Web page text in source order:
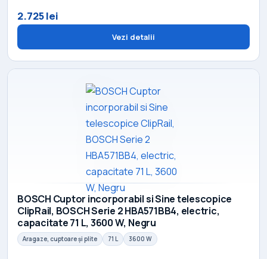
2.725 lei
Vezi detalii
BOSCH Cuptor incorporabil si Sine telescopice
ClipRail, BOSCH Serie 2 HBA571BB4, electric,
capacitate 71 L, 3600 W, Negru
Aragaze, cuptoare și plite 71 L 3600 W